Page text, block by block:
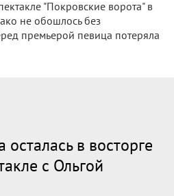
полностью лишилась голоса
сцену. Несмотря на это...
Ольга Бузова
что потеряла
«Покровских